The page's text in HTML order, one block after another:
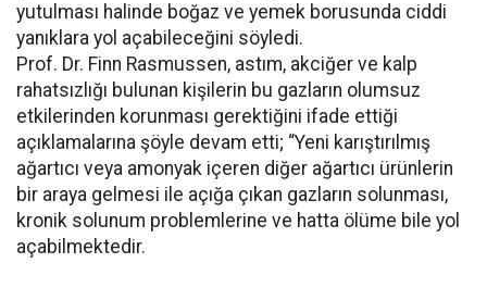
yutulması halinde boğaz ve yemek borusunda ciddi
yanıklara yol açabileceğini söyledi.
Prof. Dr. Finn Rasmussen, astım, akciğer ve kalp
rahatsızlığı bulunan kişilerin bu gazların olumsuz
etkilerinden korunması gerektiğini ifade ettiği
açıklamalarına şöyle devam etti; “Yeni karıştırılmış
ağartıcı veya amonyak içeren diğer ağartıcı ürünlerin
bir araya gelmesi ile açığa çıkan gazların solunması,
kronik solunum problemlerine ve hatta ölüme bile yol
açabilmektedir.